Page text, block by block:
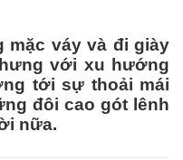
mặc váy và đi giày
với xu hướng
tới sự thoải mái
đôi cao gót lênh
nữa.